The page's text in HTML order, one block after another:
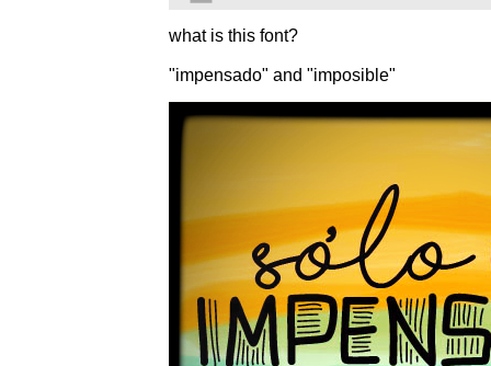
what is this font?
"impensado" and "imposible"